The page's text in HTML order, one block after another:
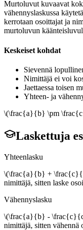
Murtoluvut kuvaavat
vähennyslaskussa
kerrotaan osoittajat ja
murtoluvun
Keskeiset kohdat
Sievennä
Nimittäjä ei voi
Jaettaessa toisen
Yhteen- ja
\(\frac{a}{b} \pm
Laskettuja
Yhteenlasku
\(\frac{a}{b} +
nimittäjä, sitten laske
Vähennyslasku
\(\frac{a}{b} -
nimittäjä, sitten vähennä